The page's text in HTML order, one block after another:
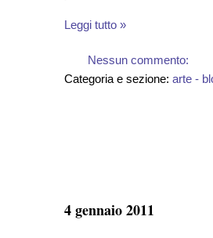
Leggi tutto »
Nessun commento:
Categoria e sezione: arte -
4 gennaio 2011